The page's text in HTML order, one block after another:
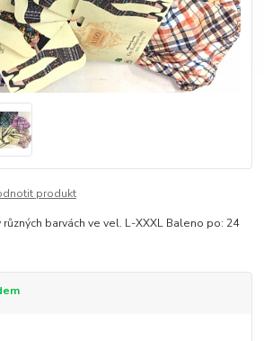
produkt
barvách ve vel. L-XXXL Baleno po: 24